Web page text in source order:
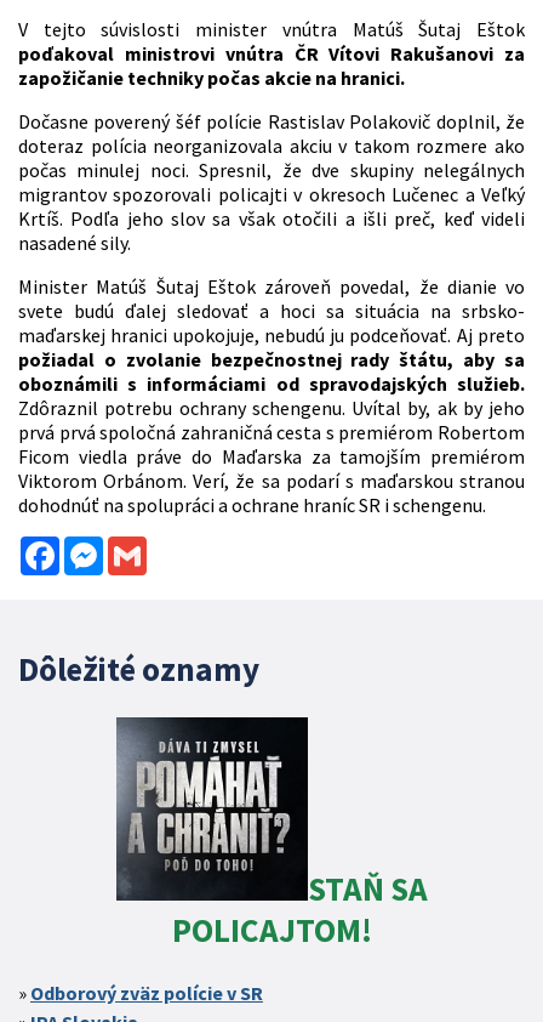
V tejto súvislosti minister vnútra Matúš Šutaj Eštok
poďakoval ministrovi vnútra ČR Vítovi Rakušanovi za
zapožičanie techniky počas akcie na hranici.
Dočasne poverený šéf polície Rastislav Polakovič doplnil, že
doteraz polícia neorganizovala akciu v takom rozmere ako
počas minulej noci. Spresnil, že dve skupiny nelegálnych
migrantov spozorovali policajti v okresoch Lučenec a Veľký
Krtíš. Podľa jeho slov sa však otočili a išli preč, keď videli
nasadené sily.
Minister Matúš Šutaj Eštok zároveň povedal, že dianie vo
svete budú ďalej sledovať a hoci sa situácia na srbsko-
maďarskej hranici upokojuje, nebudú ju podceňovať. Aj preto
požiadal o zvolanie bezpečnostnej rady štátu, aby sa
oboznámili s informáciami od spravodajských služieb.
Zdôraznil potrebu ochrany schengenu. Uvítal by, ak by jeho
prvá prvá spoločná zahraničná cesta s premiérom Robertom
Ficom viedla práve do Maďarska za tamojším premiérom
Viktorom Orbánom. Verí, že sa podarí s maďarskou stranou
dohodnúť na spolupráci a ochrane hraníc SR i schengenu.
FacebookMessenger
Dôležité oznamy
STAŇ SA
POLICAJTOM!
Odborový zväz polície v SR